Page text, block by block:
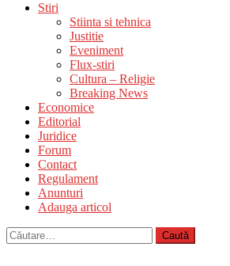
Stiri
Stiinta si tehnica
Justitie
Eveniment
Flux-stiri
Cultura – Religie
Breaking News
Economice
Editorial
Juridice
Forum
Contact
Regulament
Anunturi
Adauga articol
Caută
după: